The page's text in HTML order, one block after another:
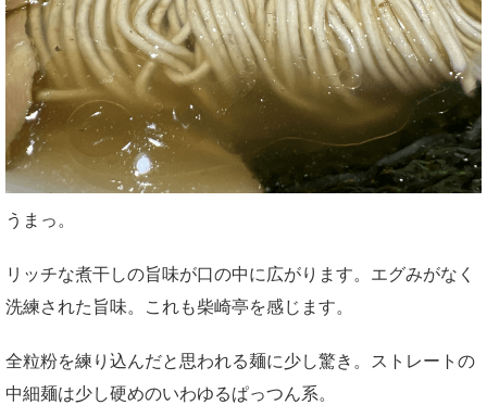
うまっ。
リッチな煮干しの旨味が口の中に広がります。エグみがなく
洗練された旨味。これも柴崎亭を感じます。
全粒粉を練り込んだと思われる麺に少し驚き。ストレートの
中細麺は少し硬めのいわゆるぱっつん系。